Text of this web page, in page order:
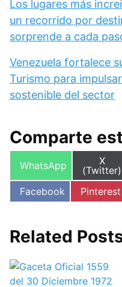
Los lugares más
un recorrido por
sorprende a cada
Venezuela fortalece
Turismo para
sostenible del sector
Comparte
Compartir
WhatsApp
en
X
(Twitter)
Compartir
en
Facebook
Compartir
en
Pinterest
Related